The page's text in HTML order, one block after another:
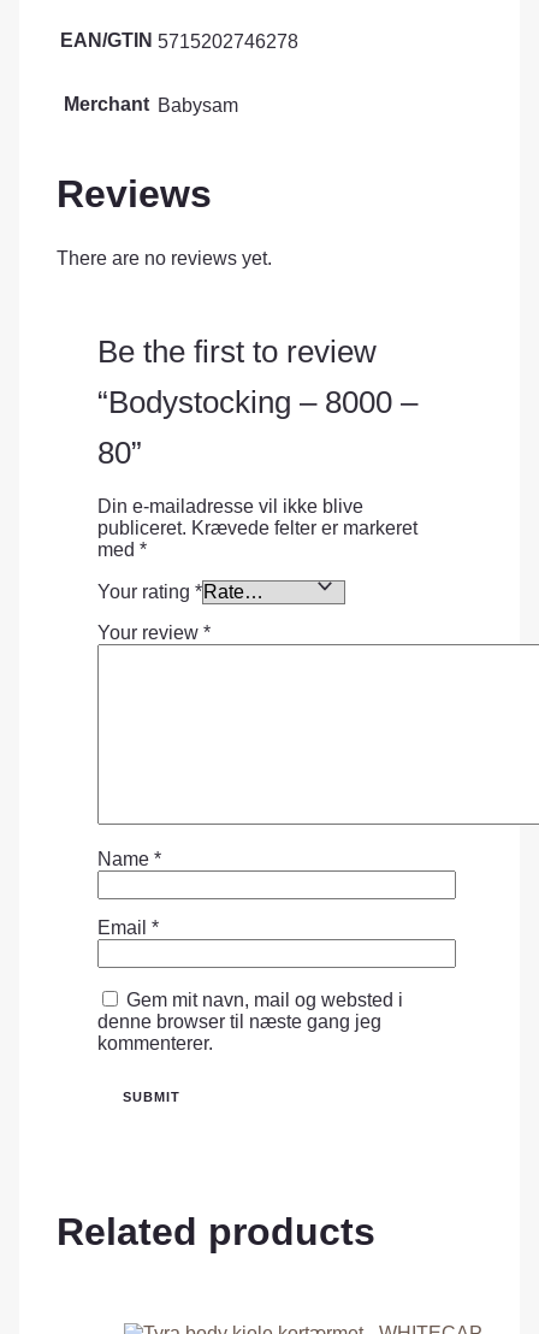
EAN/GTIN 5715202746278
Merchant Babysam
Reviews
There are no reviews yet.
Be the first to review
“Bodystocking – 8000 –
80”
Din e-mailadresse vil ikke blive
publiceret. Krævede felter er markeret
med *
Your rating *
Your review *
Name *
Email *
Gem mit navn, mail og websted i
denne browser til næste gang jeg
kommenterer.
Related products